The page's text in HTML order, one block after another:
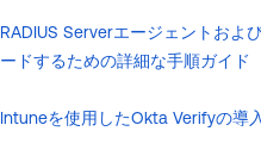
RADIUS Serverエージェントおよ
ードするための詳細な手順ガイド
Intuneを使用したOkta Verifyの導入